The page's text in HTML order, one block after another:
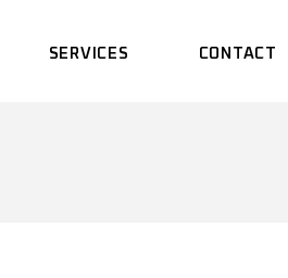
SERVICES CONTACT